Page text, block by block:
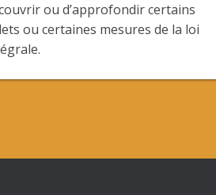
ou d’approfondir certains
ou certaines mesures de la loi